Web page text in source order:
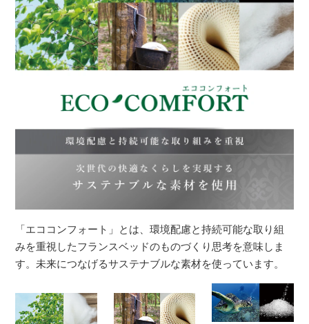
「エココンフォート」とは、環境配慮と持続可能な取り組
みを重視したフランスベッドのものづくり思考を意味しま
す。未来につなげるサステナブルな素材を使っています。